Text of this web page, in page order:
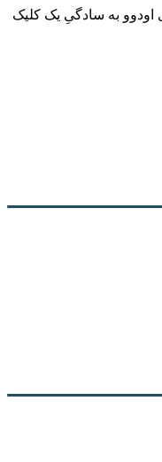
به سادگیِ یک کلیک